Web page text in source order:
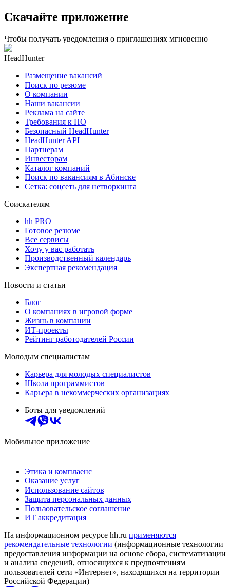
Скачайте приложение
Чтобы получать уведомления о приглашениях мгновенно
HeadHunter
Размещение вакансий
Поиск по резюме
О компании
Наши вакансии
Реклама на сайте
Требования к ПО
Безопасный HeadHunter
HeadHunter API
Партнерам
Инвесторам
Каталог компаний
Поиск по вакансиям в Абинске
Сетка: соцсеть для нетворкинга
Соискателям
hh PRO
Готовое резюме
Все сервисы
Хочу у вас работать
Производственный календарь
Экспертная рекомендация
Новости и статьи
Блог
О компаниях в игровой форме
Жизнь в компании
ИТ-проекты
Рейтинг работодателей России
Молодым специалистам
Карьера для молодых специалистов
Школа программистов
Карьера в некоммерческих организациях
Боты для уведомлений
Мобильное приложение
Этика и комплаенс
Оказание услуг
Использование сайтов
Защита персональных данных
Пользовательское соглашение
ИТ аккредитация
На информационном ресурсе hh.ru применяются
рекомендательные технологии (информационные технологии
предоставления информации на основе сбора, систематизации
и анализа сведений, относящихся к предпочтениям
пользователей сети «Интернет», находящихся на территории
Российской Федерации)